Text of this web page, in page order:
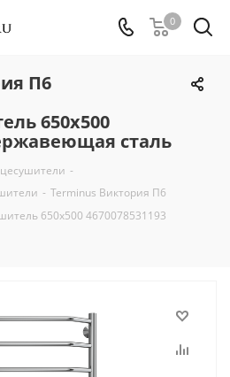
0
П6
650х500
сталь
-
- Terminus Виктория П6
650х500 4670078531193